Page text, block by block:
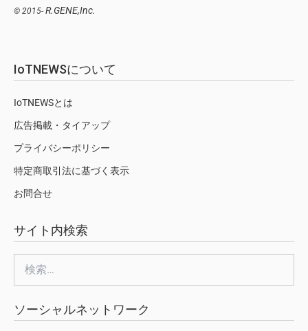
© 2015- R.GENE,Inc.
IoTNEWSについて
IoTNEWSとは
広告掲載・タイアップ
プライバシーポリシー
特定商取引法に基づく表示
お問合せ
サイト内検索
索:
ソーシャルネットワーク